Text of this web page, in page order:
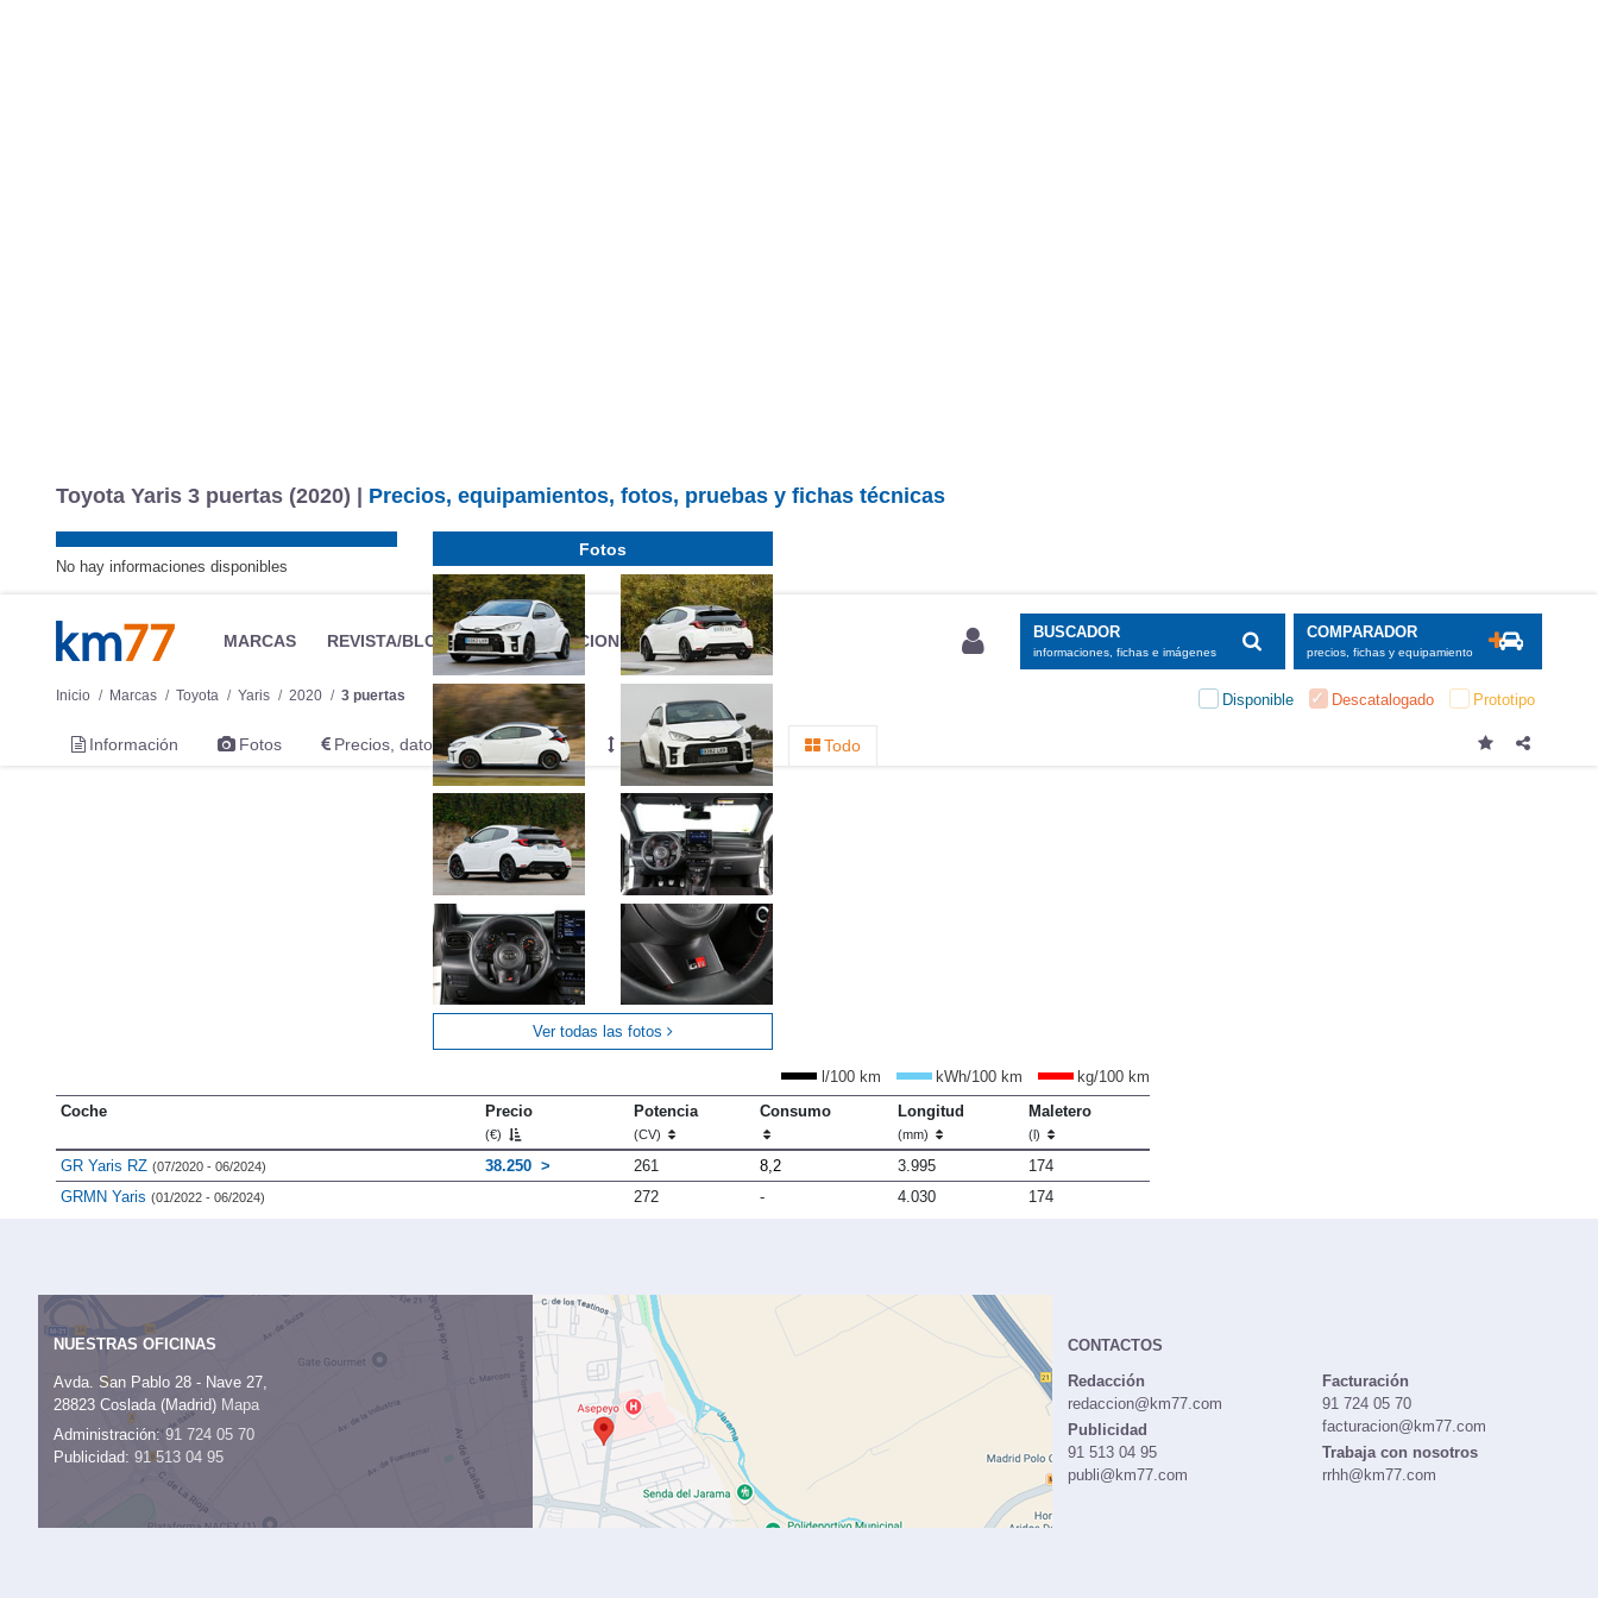
MARCAS REVISTA/BLOG OTRAS SECCIONES BUSCADOR
informaciones, fichas e imágenes
COMPARADOR
precios, fichas y equipamiento
Inicio Marcas Toyota Yaris 2020 3 puertas Disponible Descatalogado Prototipo
Información Fotos Precios, datos y equipamientos Mediciones propias Todo
Toyota Yaris 3 puertas (2020) | Precios, equipamientos, fotos, pruebas y fichas técnicas
No hay informaciones disponibles
Fotos
Ver todas las fotos
l/100 km kWh/100 km
kg/100 km
Coche
Precio
(€)
Potencia
(CV)
Consumo Longitud
(mm)
Maletero
(l)
GR Yaris RZ (07/2020 - 06/2024) 38.250 261 8,2 3.995
174
GRMN Yaris (01/2022 - 06/2024) 272 - 4.030 174
NUESTRAS OFICINAS
Avda. San Pablo 28 - Nave 27,
28823 Coslada (Madrid) Mapa
Administración:91 724 05 70
Publicidad: 91 513 04 95
CONTACTOS
Redacción
redaccion@km77.com
Publicidad
91 513 04 95
publi@km77.com
Facturación
91 724 05 70
facturacion@km77.com
Trabaja con nosotros
rrhh@km77.com